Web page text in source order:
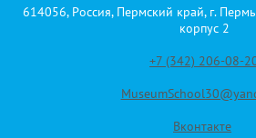
614056, Россия, Пермский край, г.
корпус 2
+7 (342) 206-08-
Вконтакте